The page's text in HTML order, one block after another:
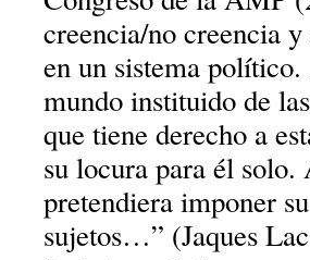
creencia/no creencia
en un sistema
mundo instituido de
que tiene derecho a
su locura para él
pretendiera imponer
sujetos…” (Jaques